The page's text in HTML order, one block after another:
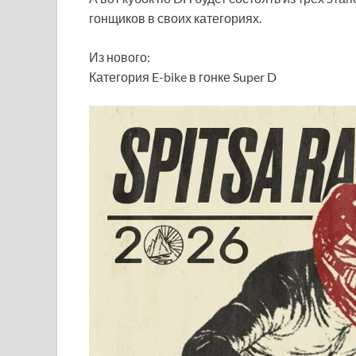
гонщиков в своих категориях.
Из нового:
Категория E-bike в гонке Super D